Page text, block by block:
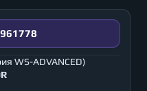
WS-ADVANCED)